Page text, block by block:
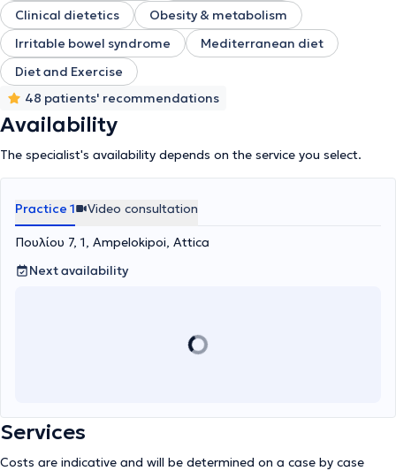
Clinical dietetics
Obesity & metabolism
Irritable bowel syndrome
Mediterranean diet
Diet and Exercise
48 patients' recommendations
Availability
The specialist's availability depends on the service you select.
Practice 1 Video consultation
Πουλίου 7, 1, Ampelokipoi, Attica
Next availability
Services
Costs are indicative and will be determined on a case by case